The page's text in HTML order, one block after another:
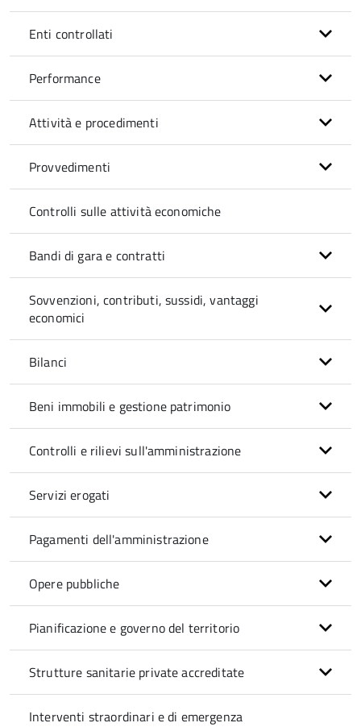
Enti controllati
Performance
Attività e procedimenti
Provvedimenti
Controlli sulle attività economiche
Bandi di gara e contratti
Sovvenzioni, contributi, sussidi, vantaggi
economici
Bilanci
Beni immobili e gestione patrimonio
Controlli e rilievi sull'amministrazione
Servizi erogati
Pagamenti dell'amministrazione
Opere pubbliche
Pianificazione e governo del territorio
Strutture sanitarie private accreditate
Interventi straordinari e di emergenza